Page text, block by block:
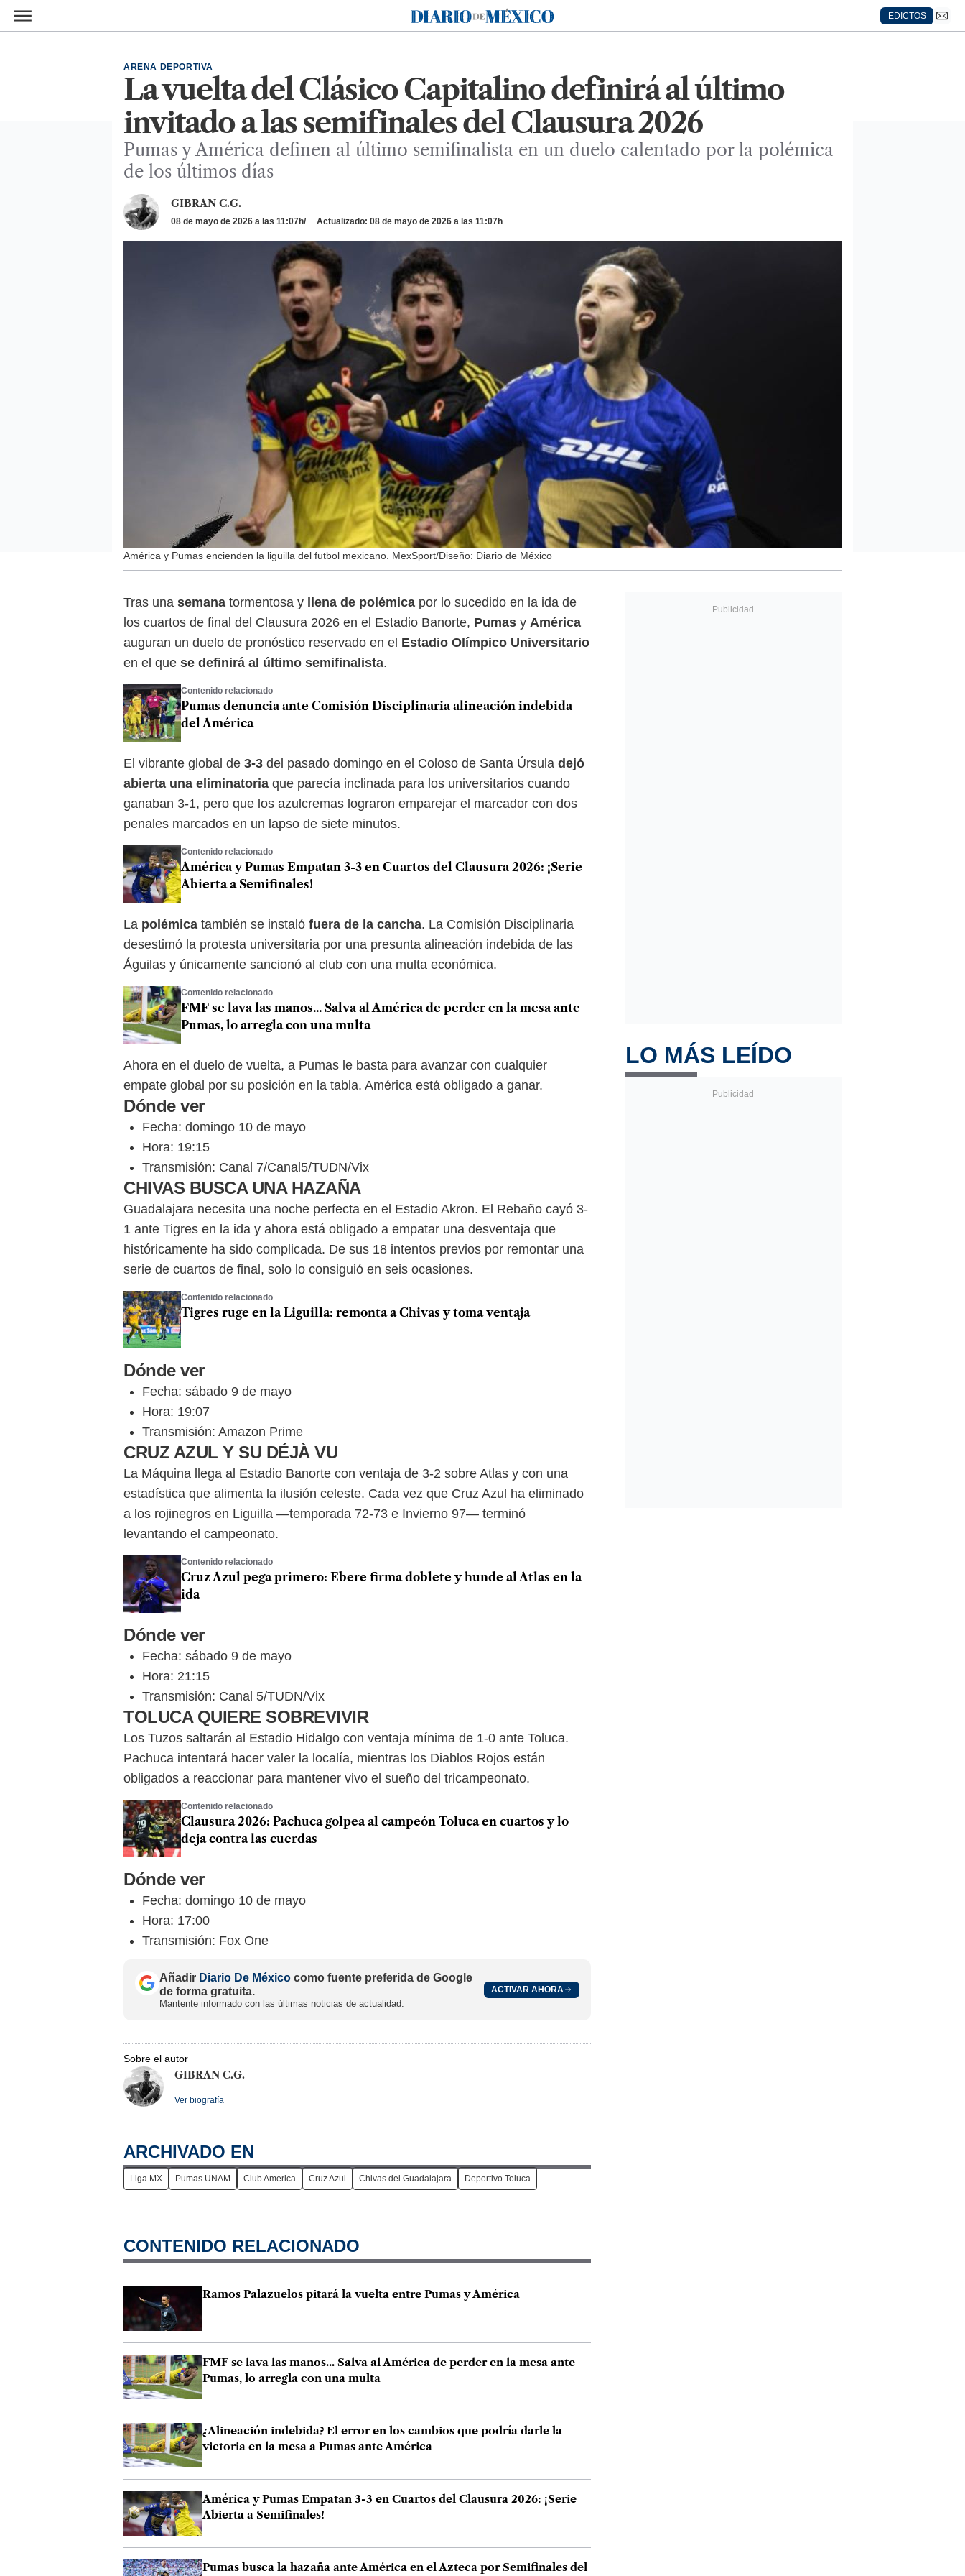
Ir al contenido principal
Diario de México
EDICTOS
La vuelta del Clásico Capitalino definirá al último
invitado a las semifinales del Clausura 2026
ARENA DEPORTIVA
Pumas y América definen al último semifinalista en un duelo calentado por la polémica
de los últimos días
GIBRAN C.G.
08 de mayo de 2026 a las 11:07h Actualizado: 08 de mayo de 2026 a las 11:07h
América y Pumas encienden la liguilla del futbol mexicano. MexSport/Diseño: Diario de México
Tras una semana tormentosa y llena de polémica por lo sucedido en la ida de
los cuartos de final del Clausura 2026 en el Estadio Banorte, Pumas y América
auguran un duelo de pronóstico reservado en el Estadio Olímpico Universitario
en el que se definirá al último semifinalista.
Contenido relacionado
Pumas denuncia ante Comisión Disciplinaria alineación indebida
del América
El vibrante global de 3-3 del pasado domingo en el Coloso de Santa Úrsula dejó
abierta una eliminatoria que parecía inclinada para los universitarios cuando
ganaban 3-1, pero que los azulcremas lograron emparejar el marcador con dos
penales marcados en un lapso de siete minutos.
Contenido relacionado
América y Pumas Empatan 3-3 en Cuartos del Clausura 2026: ¡Serie
Abierta a Semifinales!
La polémica también se instaló fuera de la cancha. La Comisión Disciplinaria
desestimó la protesta universitaria por una presunta alineación indebida de las
Águilas y únicamente sancionó al club con una multa económica.
Contenido relacionado
FMF se lava las manos... Salva al América de perder en la mesa ante
Pumas, lo arregla con una multa
Ahora en el duelo de vuelta, a Pumas le basta para avanzar con cualquier
empate global por su posición en la tabla. América está obligado a ganar.
Dónde ver
Fecha: domingo 10 de mayo
Hora: 19:15
Transmisión: Canal 7/Canal5/TUDN/Vix
CHIVAS BUSCA UNA HAZAÑA
Guadalajara necesita una noche perfecta en el Estadio Akron. El Rebaño cayó 3-
1 ante Tigres en la ida y ahora está obligado a empatar una desventaja que
históricamente ha sido complicada. De sus 18 intentos previos por remontar una
serie de cuartos de final, solo lo consiguió en seis ocasiones.
Contenido relacionado
Tigres ruge en la Liguilla: remonta a Chivas y toma ventaja
Dónde ver
Fecha: sábado 9 de mayo
Hora: 19:07
Transmisión: Amazon Prime
CRUZ AZUL Y SU DÉJÀ VU
La Máquina llega al Estadio Banorte con ventaja de 3-2 sobre Atlas y con una
estadística que alimenta la ilusión celeste. Cada vez que Cruz Azul ha eliminado
a los rojinegros en Liguilla —temporada 72-73 e Invierno 97— terminó
levantando el campeonato.
Contenido relacionado
Cruz Azul pega primero: Ebere firma doblete y hunde al Atlas en la
ida
Dónde ver
Fecha: sábado 9 de mayo
Hora: 21:15
Transmisión: Canal 5/TUDN/Vix
TOLUCA QUIERE SOBREVIVIR
Los Tuzos saltarán al Estadio Hidalgo con ventaja mínima de 1-0 ante Toluca.
Pachuca intentará hacer valer la localía, mientras los Diablos Rojos están
obligados a reaccionar para mantener vivo el sueño del tricampeonato.
Contenido relacionado
Clausura 2026: Pachuca golpea al campeón Toluca en cuartos y lo
deja contra las cuerdas
Dónde ver
Fecha: domingo 10 de mayo
Hora: 17:00
Transmisión: Fox One
Añadir Diario De México como fuente preferida de Google
de forma gratuita.
Mantente informado con las últimas noticias de actualidad.
ACTIVAR AHORA
Sobre el autor
GIBRAN C.G.
Ver biografía
ARCHIVADO EN
Liga MX Pumas UNAM Club America Cruz Azul Chivas del Guadalajara Deportivo Toluca
CONTENIDO RELACIONADO
Ramos Palazuelos pitará la vuelta entre Pumas y América
FMF se lava las manos... Salva al América de perder en la mesa ante
Pumas, lo arregla con una multa
¿Alineación indebida? El error en los cambios que podría darle la
victoria en la mesa a Pumas ante América
América y Pumas Empatan 3-3 en Cuartos del Clausura 2026: ¡Serie
Abierta a Semifinales!
Pumas busca la hazaña ante América en el Azteca por Semifinales del
LO MÁS LEÍDO